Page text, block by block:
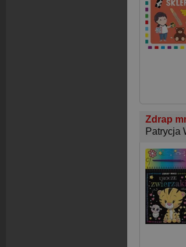
Zdrap
Patrycja